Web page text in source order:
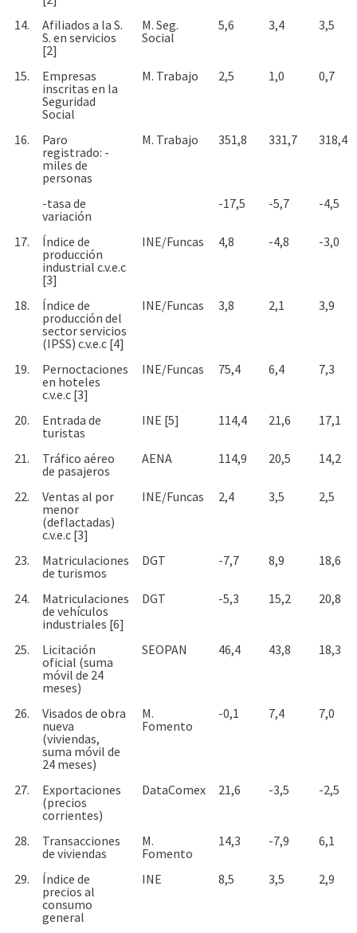
14.
Afiliados a la S.
S. en servicios
[2]
M. Seg.
Social
5,6 3,4 3,5
15.
Empresas
inscritas en la
Seguridad
Social
M. Trabajo 2,5 1,0 0,7
16.
Paro
registrado: -
miles de
personas
M. Trabajo 351,8 331,7 318,4
-tasa de
variación
-17,5 -5,7 -4,5
17.
Índice de
producción
industrial c.v.e.c
[3]
INE/Funcas 4,8 -4,8 -3,0
18.
Índice de
producción del
sector servicios
(IPSS) c.v.e.c [4]
INE/Funcas 3,8 2,1 3,9
19.
Pernoctaciones
en hoteles
c.v.e.c [3]
INE/Funcas 75,4 6,4 7,3
20.
Entrada de
turistas
INE [5] 114,4 21,6 17,1
21.
Tráfico aéreo
de pasajeros
AENA 114,9 20,5 14,2
22.
Ventas al por
menor
(deflactadas)
c.v.e.c [3]
INE/Funcas 2,4 3,5 2,5
23.
Matriculaciones
de turismos
DGT -7,7 8,9 18,6
24.
Matriculaciones
de vehículos
industriales [6]
DGT -5,3 15,2 20,8
25.
Licitación
oficial (suma
móvil de 24
meses)
SEOPAN 46,4 43,8 18,3
26.
Visados de obra
nueva
(viviendas,
suma móvil de
24 meses)
M.
Fomento
-0,1 7,4 7,0
27.
Exportaciones
(precios
corrientes)
DataComex 21,6 -3,5 -2,5
28.
Transacciones
de viviendas
M.
Fomento
14,3 -7,9 6,1
29.
Índice de
precios al
consumo
general
INE 8,5 3,5 2,9